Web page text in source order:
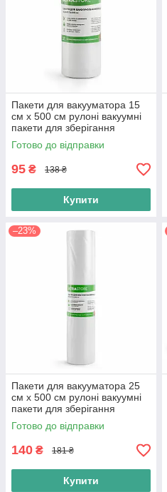
Пакети для вакууматора 15
см х 500 см рулоні вакуумні
пакети для зберігання
продуктів і їжі
Готово до відправки
95 ₴ 138 ₴
Купити
–23%
Пакети для вакууматора 25
см х 500 см рулоні вакуумні
пакети для зберігання
продуктів і їжі
Готово до відправки
140 ₴ 181 ₴
Купити